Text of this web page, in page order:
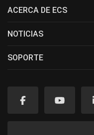
ACERCA DE ECS
NOTICIAS
SOPORTE